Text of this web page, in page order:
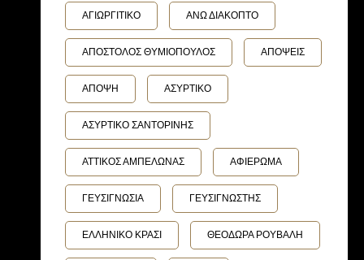
ΑΓΙΩΡΓΙΤΙΚΟ ΑΝΩ ΔΙΑΚΟΠΤΟ
ΑΠΟΣΤΟΛΟΣ ΘΥΜΙΟΠΟΥΛΟΣ ΑΠΟΨΕΙΣ
ΑΠΟΨΗ ΑΣΥΡΤΙΚΟ
ΑΣΥΡΤΙΚΟ ΣΑΝΤΟΡΙΝΗΣ
ΑΤΤΙΚΟΣ ΑΜΠΕΛΩΝΑΣ ΑΦΙΕΡΩΜΑ
ΓΕΥΣΙΓΝΩΣΙΑ ΓΕΥΣΙΓΝΩΣΤΗΣ
ΕΛΛΗΝΙΚΟ ΚΡΑΣΙ ΘΕΟΔΩΡΑ ΡΟΥΒΑΛΗ